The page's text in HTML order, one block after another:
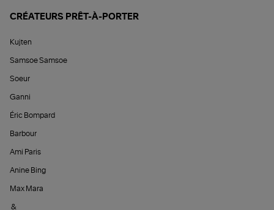
CRÉATEURS PRÊT-À-PORTER
Kujten
Samsoe Samsoe
Soeur
Ganni
Éric Bompard
Barbour
Ami Paris
Anine Bing
Max Mara
&